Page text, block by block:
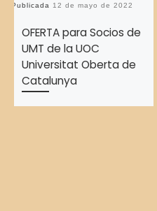
Publicada 12 de mayo de 2022
OFERTA para Socios de
UMT de la UOC
Universitat Oberta de
Catalunya